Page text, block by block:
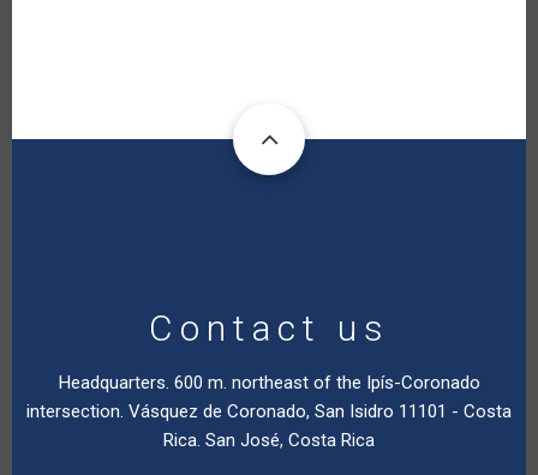
Contact us
Headquarters. 600 m. northeast of the Ipís-Coronado
intersection. Vásquez de Coronado, San Isidro 11101 - Costa
Rica. San José, Costa Rica